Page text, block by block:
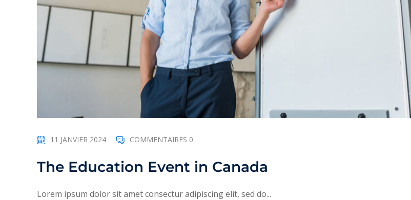
11 JANVIER 2024 COMMENTAIRES 0
The Education Event in Canada
Lorem ipsum dolor sit amet consectur adipiscing elit, sed do...